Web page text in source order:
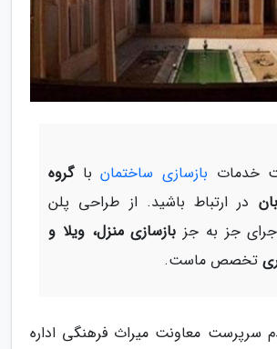
خدمات بازسازی ساختمانباگروه
در ارتباط باشید. از طراحی پلن
جز به جز بازسازی منزل، ویلا و
تخصص ماست.
سرپرست معاونت میراث فرهنگی اداره